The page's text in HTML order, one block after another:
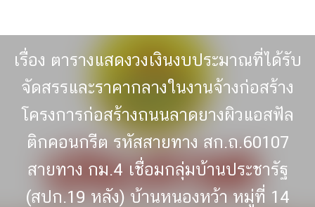
content
เรื่อง ตารางแสดงวงเงินงบประมาณที่ได้รับ
จัดสรรและราคากลางในงานจ้างก่อสร้าง
โครงการก่อสร้างถนนลาดยางผิวแอสฟัล
ติกคอนกรีต รหัสสายทาง สก.ถ.60107
สายทาง กม.4 เชื่อมกลุ่มบ้านประชารัฐ
(สปก.19 หลัง) บ้านหนองหว้า หมู่ที่ 14